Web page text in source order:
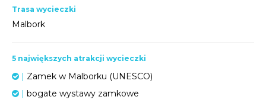
Trasa wycieczki
Malbork
5 największych atrakcji wycieczki
Zamek w Malborku (UNESCO)
bogate wystawy zamkowe